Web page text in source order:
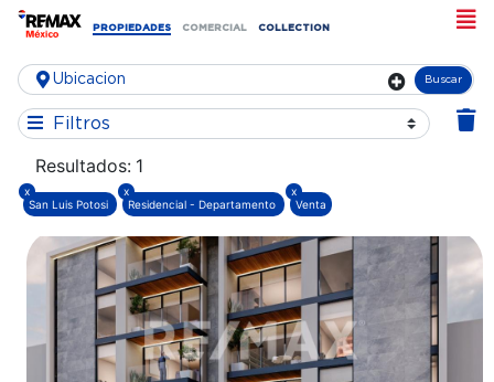
PROPIEDADES COMERCIAL COLLECTION
Buscar
Filtros
Resultados: 1
San Luis Potosi
x
Residencial - Departamento
x
Venta
x